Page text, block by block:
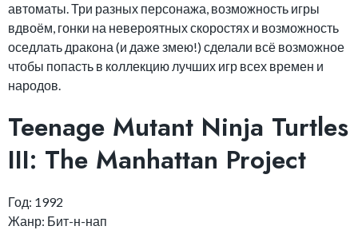
автоматы. Три разных персонажа, возможность игры
вдвоём, гонки на невероятных скоростях и возможность
оседлать дракона (и даже змею!) сделали всё возможное
чтобы попасть в коллекцию лучших игр всех времен и
народов.
Teenage Mutant Ninja Turtles
III: The Manhattan Project
Год: 1992
Жанр: Бит-н-нап